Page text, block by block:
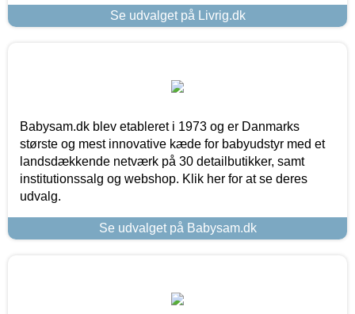
Se udvalget på Livrig.dk
Babysam.dk blev etableret i 1973 og er Danmarks
største og mest innovative kæde for babyudstyr med et
landsdækkende netværk på 30 detailbutikker, samt
institutionssalg og webshop. Klik her for at se deres
udvalg.
Se udvalget på Babysam.dk